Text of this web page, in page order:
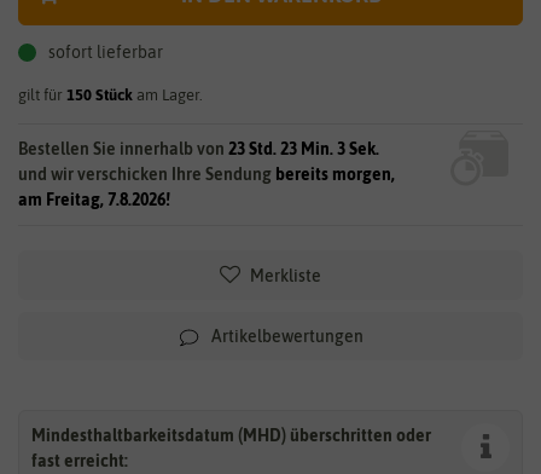
sofort lieferbar
gilt für 150 Stück am Lager.
Bestellen Sie innerhalb von 23 Std. 23 Min. 3 Sek.
und wir verschicken Ihre Sendung bereits morgen,
am Freitag, 7.8.2026!
Merkliste
Artikelbewertungen
Mindesthaltbarkeitsdatum (MHD) überschritten oder
fast erreicht: